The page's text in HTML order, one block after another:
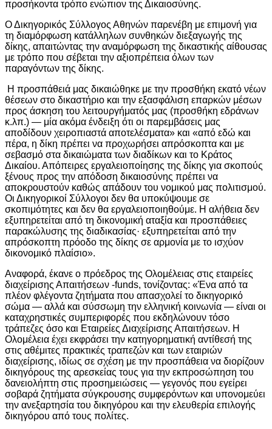
προσήκοντα τρόπο ενώπιον της Δικαιοσύνης.
Ο Δικηγορικός Σύλλογος Αθηνών παρενέβη με επιμονή για
τη διαμόρφωση κατάλληλων συνθηκών διεξαγωγής της
δίκης, απαιτώντας την αναμόρφωση της δικαστικής αίθουσας
με τρόπο που σέβεται την αξιοπρέπεια όλων των
παραγόντων της δίκης.
Η προσπάθειά μας δικαιώθηκε με την προσθήκη εκατό νέων
θέσεων στο δικαστήριο και την εξασφάλιση επαρκών μέσων
προς άσκηση του λειτουργήματός μας (προσθήκη εδράνων
κ.λπ.) — μία ακόμα ένδειξη ότι οι παρεμβάσεις μας
αποδίδουν χειροπιαστά αποτελέσματα» και «από εδώ και
πέρα, η δίκη πρέπει να προχωρήσει απρόσκοπτα και με
σεβασμό στα δικαιώματα των διαδίκων και το Κράτος
Δικαίου. Απόπειρες εργαλειοποίησης της δίκης για σκοπούς
ξένους προς την απόδοση δικαιοσύνης πρέπει να
αποκρουστούν καθώς απάδουν του νομικού μας πολιτισμού.
Οι Δικηγορικοί Σύλλογοι δεν θα υποκύψουμε σε
σκοπιμότητες και δεν θα εργαλειοποιηθούμε. Η αλήθεια δεν
εξυπηρετείται από τη δικονομική αταξία και προσπάθειες
παρακώλυσης της διαδικασίας· εξυπηρετείται από την
απρόσκοπτη πρόοδο της δίκης σε αρμονία με το ισχύον
δικονομικό πλαίσιο».
Αναφορά, έκανε ο πρόεδρος της Ολομέλειας στις εταιρείες
διαχείρισης Απαιτήσεων -funds, τονίζοντας: «Ένα από τα
πλέον φλέγοντα ζητήματα που απασχολεί το δικηγορικό
σώμα — αλλά και σύσσωμη την ελληνική κοινωνία — είναι οι
καταχρηστικές συμπεριφορές που εκδηλώνουν τόσο
τράπεζες όσο και Εταιρείες Διαχείρισης Απαιτήσεων. Η
Ολομέλεια έχει εκφράσει την κατηγορηματική αντίθεσή της
στις αθέμιτες πρακτικές τραπεζών και των εταιριών
διαχείρισης, ιδίως σε σχέση με την προσπάθεια να διορίζουν
δικηγόρους της αρεσκείας τους για την εκπροσώπηση του
δανειολήπτη στις προσημειώσεις — γεγονός που εγείρει
σοβαρά ζητήματα σύγκρουσης συμφερόντων και υπονομεύει
την ανεξαρτησία του δικηγόρου και την ελευθερία επιλογής
δικηγόρου από τους πολίτες.